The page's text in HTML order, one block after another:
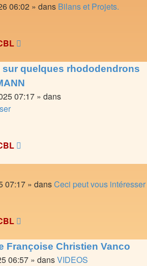
06:02 » dans Bilans et Projets.
sur quelques rhododendrons
07:17 » dans
07:17 » dansCeci peut vous intéresser
Françoise Christien Vanco
06:57 » dansVIDEOS